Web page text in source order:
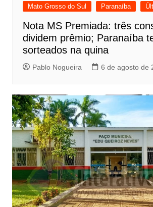
Mato Grosso do Sul Paranaíba
Nota MS Premiada: três
dividem prêmio; Paranaíba
sorteados na quina
Pablo Nogueira 6 de agosto de